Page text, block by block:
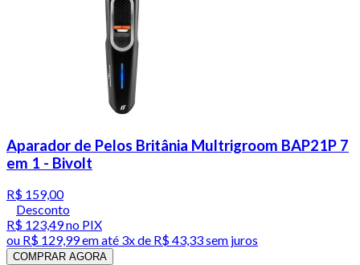
Aparador de Pelos Britânia Multrigroom BAP21P 7
em 1 - Bivolt
R$ 159,00
Desconto
R$ 123,49no PIX
ou R$ 129,99em até 3x de R$ 43,33 sem juros
COMPRAR AGORA